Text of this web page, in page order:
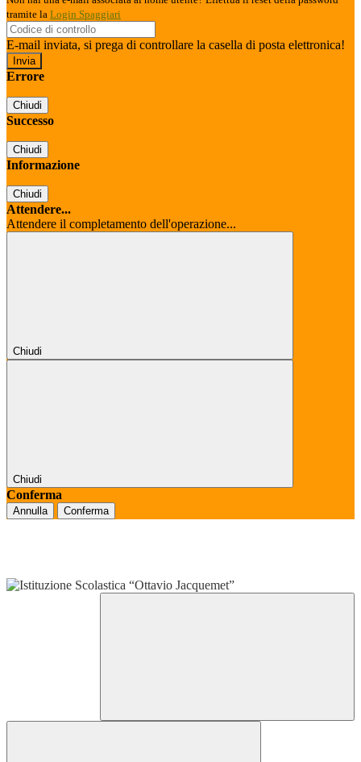
tramite la Login Spaggiari
E-mail inviata, si prega di controllare la casella di posta elettronica!
Errore
Chiudi
Successo
Chiudi
Informazione
Chiudi
Attendere...
Attendere il completamento dell'operazione...
Chiudi
Chiudi
Conferma
Annulla Conferma